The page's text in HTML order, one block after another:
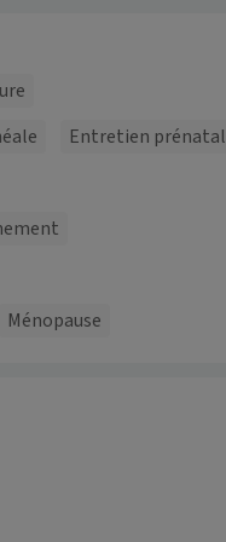
Entretien prénatal
Ménopause